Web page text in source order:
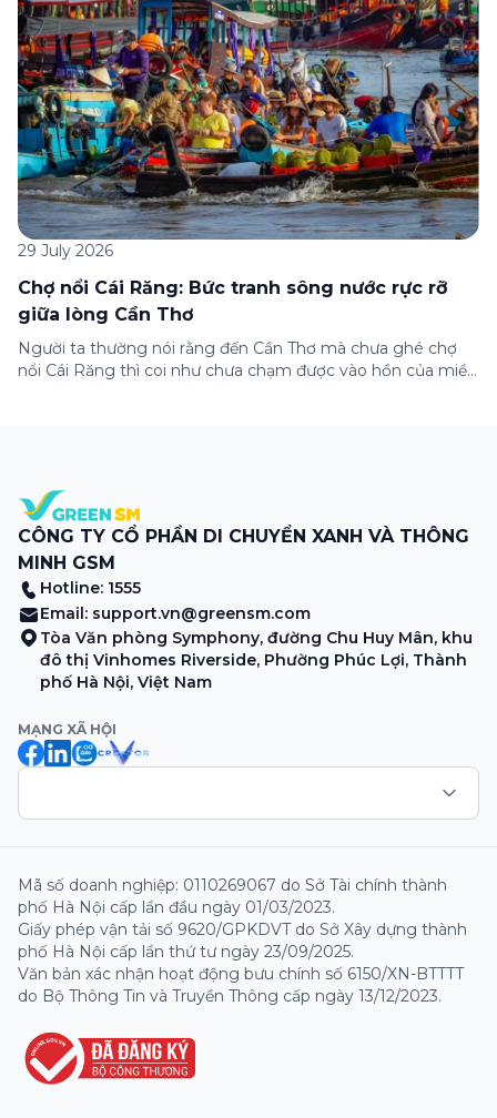
29 July 2026
Chợ nổi Cái Răng: Bức tranh sông nước rực rỡ
giữa lòng Cần Thơ
Người ta thường nói rằng đến Cần Thơ mà chưa ghé chợ
nổi Cái Răng thì coi như chưa chạm được vào hồn của miền
CÔNG TY CỔ PHẦN DI CHUYỂN XANH VÀ THÔNG
MINH GSM
Hotline: 1555
Email: support.vn@greensm.com
Tòa Văn phòng Symphony, đường Chu Huy Mân, khu
đô thị Vinhomes Riverside, Phường Phúc Lợi, Thành
phố Hà Nội, Việt Nam
MẠNG XÃ HỘI
Mã số doanh nghiệp: 0110269067 do Sở Tài chính thành
phố Hà Nội cấp lần đầu ngày 01/03/2023.
Giấy phép vận tải số 9620/GPKDVT do Sở Xây dựng thành
phố Hà Nội cấp lần thứ tư ngày 23/09/2025.
Văn bản xác nhận hoạt động bưu chính số 6150/XN-BTTTT
do Bộ Thông Tin và Truyền Thông cấp ngày 13/12/2023.